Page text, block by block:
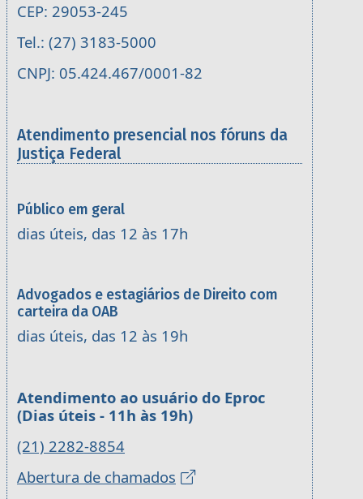
CEP: 29053-245
Tel.: (27) 3183-5000
CNPJ: 05.424.467/0001-82
Atendimento presencial nos fóruns da
Justiça Federal
Público em geral
dias úteis, das 12 às 17h
Advogados e estagiários de Direito com
carteira da OAB
dias úteis, das 12 às 19h
Atendimento ao usuário do Eproc
(Dias úteis - 11h às 19h)
(21) 2282-8854
Abertura de chamados